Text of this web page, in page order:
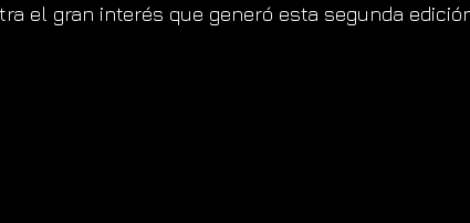
el gran interés que generó esta segunda